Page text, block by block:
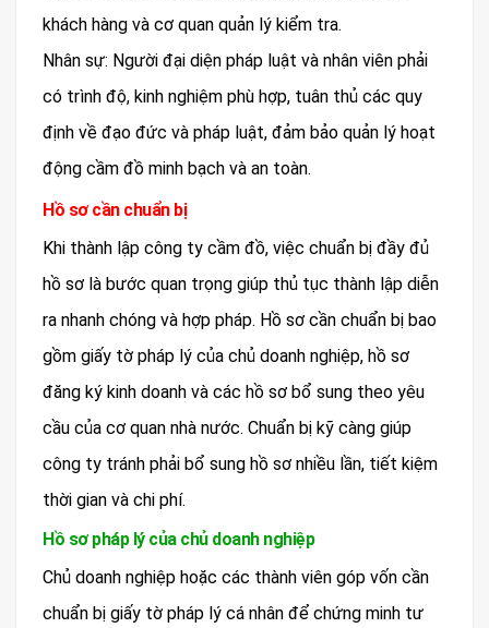
khách hàng và cơ quan quản lý kiểm tra.
Nhân sự: Người đại diện pháp luật và nhân viên phải
có trình độ, kinh nghiệm phù hợp, tuân thủ các quy
định về đạo đức và pháp luật, đảm bảo quản lý hoạt
động cầm đồ minh bạch và an toàn.
Hồ sơ cần chuẩn bị
Khi thành lập công ty cầm đồ, việc chuẩn bị đầy đủ
hồ sơ là bước quan trọng giúp thủ tục thành lập diễn
ra nhanh chóng và hợp pháp. Hồ sơ cần chuẩn bị bao
gồm giấy tờ pháp lý của chủ doanh nghiệp, hồ sơ
đăng ký kinh doanh và các hồ sơ bổ sung theo yêu
cầu của cơ quan nhà nước. Chuẩn bị kỹ càng giúp
công ty tránh phải bổ sung hồ sơ nhiều lần, tiết kiệm
thời gian và chi phí.
Hồ sơ pháp lý của chủ doanh nghiệp
Chủ doanh nghiệp hoặc các thành viên góp vốn cần
chuẩn bị giấy tờ pháp lý cá nhân để chứng minh tư